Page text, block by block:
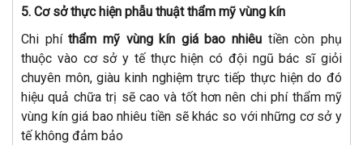
5. Cơ sở thực hiện phẫu thuật thẩm mỹ vùng kín
Chi phíthẩm mỹ vùng kín giá bao nhiêu tiền còn phụ
thuộc vào cơ sở y tế thực hiện có đội ngũ bác sĩ giỏi
chuyên môn, giàu kinh nghiệm trực tiếp thực hiện do đó
hiệu quả chữa trị sẽ cao và tốt hơn nên chi phí thẩm mỹ
vùng kín giá bao nhiêu tiền sẽ khác so với những cơ sở y
tế không đảm bảo